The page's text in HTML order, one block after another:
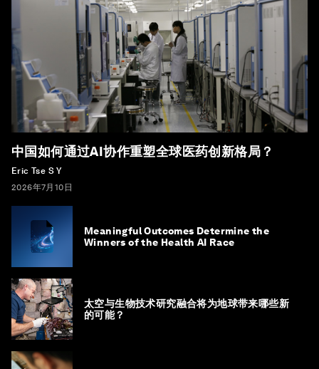
中国如何通过AI协作重塑全球医药创新格局？
Eric Tse S Y
2026年7月10日
Meaningful Outcomes Determine the
Winners of the Health AI Race
太空与生物技术研究融合将为地球带来哪些新
的可能？